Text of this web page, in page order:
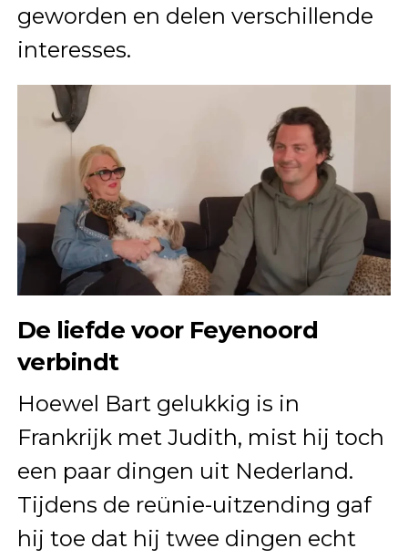
geworden en delen verschillende
interesses.
De liefde voor Feyenoord
verbindt
Hoewel Bart gelukkig is in
Frankrijk met Judith, mist hij toch
een paar dingen uit Nederland.
Tijdens de reünie-uitzending gaf
hij toe dat hij twee dingen echt